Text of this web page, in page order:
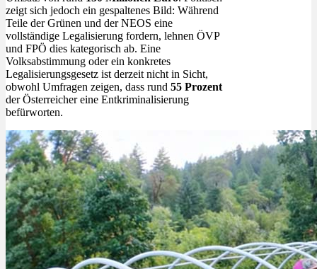
zeigt sich jedoch ein gespaltenes Bild: Während
Teile der Grünen und der NEOS eine
vollständige Legalisierung fordern, lehnen ÖVP
und FPÖ dies kategorisch ab. Eine
Volksabstimmung oder ein konkretes
Legalisierungsgesetz ist derzeit nicht in Sicht,
obwohl Umfragen zeigen, dass rund 55 Prozent
der Österreicher eine Entkriminalisierung
befürworten.